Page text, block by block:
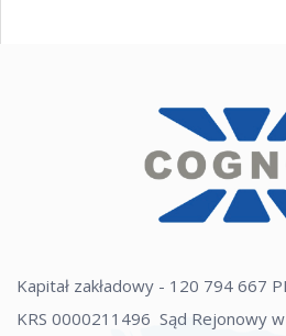
Kapitał zakładowy - 120 794 667
KRS 0000211496 Sąd Rejonowy